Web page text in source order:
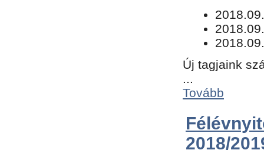
Új tagjaink
...
Tovább
2018/